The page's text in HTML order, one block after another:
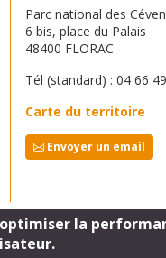
Parc national des
6 bis, place du Palais
48400 FLORAC
Tél (standard) : 04 66
Carte du territoire
Envoyer un email
la